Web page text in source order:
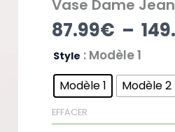
Vase Dame
87.99€ –
Style : Modèle 1
Modèle 1 Modèle 2
EFFACER
Jeanne
-
Souffle
d'Héritage